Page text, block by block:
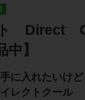
Direct
中】
に入れたいけ
レクトクール